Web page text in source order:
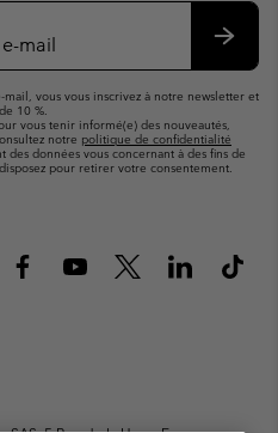
vous vous inscrivez à notre newsletter et
10 %.
vous tenir informé(e) des nouveautés,
notre politique de confidentialité
données vous concernant à des fins de
pour retirer votre consentement.